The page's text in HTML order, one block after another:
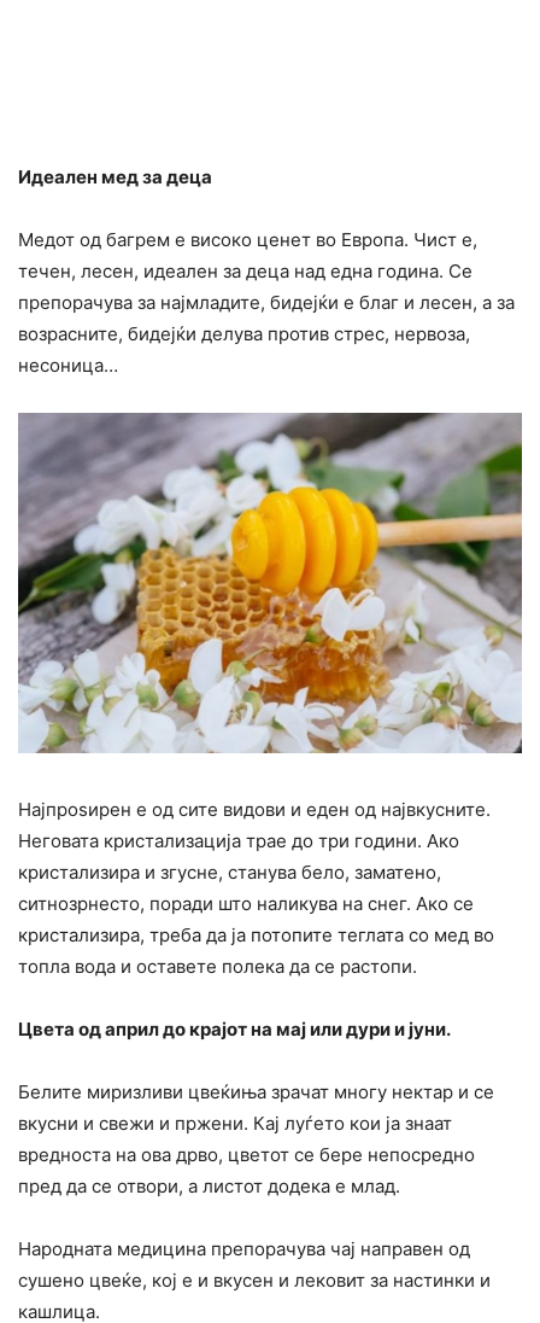
Идеален мед за деца
Медот од багрем е високо ценет во Европа. Чист е,
течен, лесен, идеален за деца над една година. Се
препорачува за најмладите, бидејќи е благ и лесен, а за
возрасните, бидејќи делува против стрес, нервоза,
несоница…
Најпроѕирен е од сите видови и еден од највкусните.
Неговата кристализација трае до три години. Ако
кристализира и згусне, станува бело, заматено,
ситнозрнесто, поради што наликува на снег. Ако се
кристализира, треба да ја потопите теглата со мед во
топла вода и оставете полека да се растопи.
Цвета од април до крајот на мај или дури и јуни.
Белите миризливи цвеќиња зрачат многу нектар и се
вкусни и свежи и пржени. Кај луѓето кои ја знаат
вредноста на ова дрво, цветот се бере непосредно
пред да се отвори, а листот додека е млад.
Народната медицина препорачува чај направен од
сушено цвеќе, кој е и вкусен и лековит за настинки и
кашлица.